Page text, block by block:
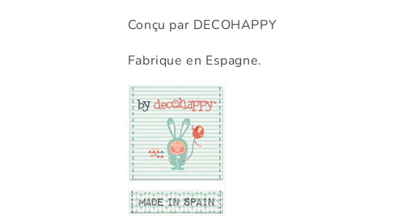
Conçu par DECOHAPPY
Fabrique en Espagne.